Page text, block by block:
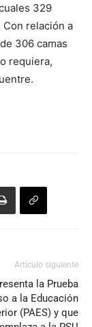
329
relación a
306 camas
requiera,
Artículo siguiente
la Prueba
a la Educación
(PAES) y que